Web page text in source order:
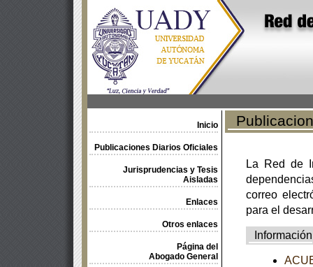
Inicio
Publicaciones Diarios Oficiales
Jurisprudencias y Tesis
Aisladas
Enlaces
Otros enlaces
Página del
Abogado General
La Red de
correo
para el
Información